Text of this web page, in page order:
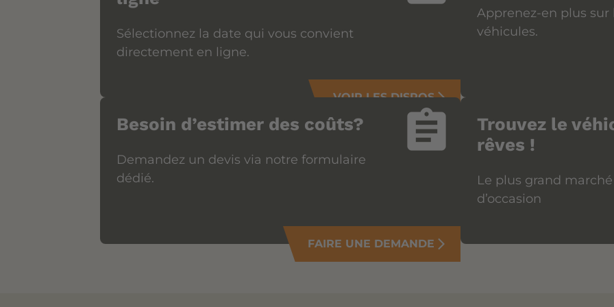
Sélectionnez la date qui vous convient
directement en ligne.
VOIR LES DISPOSarrow_forward_ios
Apprenez-en plus sur
véhicules.
assignment
Besoin d’estimer des coûts?
Demandez un devis via notre formulaire
dédié.
FAIRE UNE DEMANDE arrow_forward_ios
Trouvez le
rêves !
Le plus grand
d’occasion